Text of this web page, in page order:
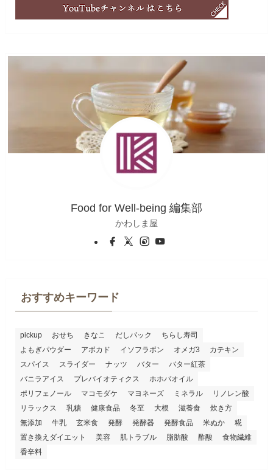
Food for Well-being 編集部
かわしま屋
おすすめキーワード
pickup おせち きなこ だしパック
ちらし寿司
よもぎパウダー
アボカド イソフラボン オメガ3
カテキン
スパイス
スライダー ナッツ バター
バター紅茶
バニラアイス
プレバイオティクス
ホホバオイル
ポリフェノール
マコモダケ マヨネーズ ミネラル
リノレン酸
リラックス
乳糖 健康食品 冬至 大根 滋養食
炊き方
無添加
牛乳 玄米食 発酵 発酵器 発酵食品 米ぬか
糀
置き換えダイエット
美容 肌トラブル 脂肪酸 酢酸
食物繊維
香辛料